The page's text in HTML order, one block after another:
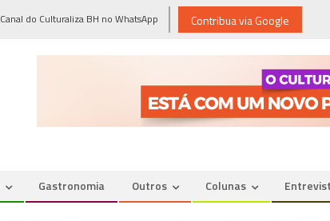
Canal do Culturaliza BH no WhatsApp Contribua via Google
Gastronomia Outros Colunas